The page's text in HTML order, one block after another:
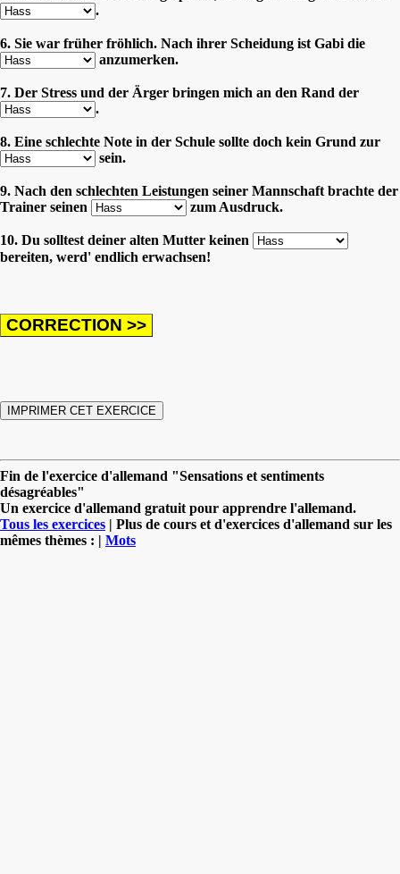
.
6. Sie war früher fröhlich. Nach ihrer Scheidung ist Gabi die
anzumerken.
7. Der Stress und der Ärger bringen mich an den Rand der
.
8. Eine schlechte Note in der Schule sollte doch kein Grund zur
sein.
9. Nach den schlechten Leistungen seiner Mannschaft brachte der
Trainer seinen
zum Ausdruck.
10. Du solltest deiner alten Mutter keinen
bereiten, werd' endlich erwachsen!
Fin de l'exercice d'allemand "Sensations et sentiments
désagréables"
Un exercice d'allemand gratuit pour apprendre l'allemand.
Tous les exercices | Plus de cours et d'exercices d'allemand sur les
mêmes thèmes : | Mots